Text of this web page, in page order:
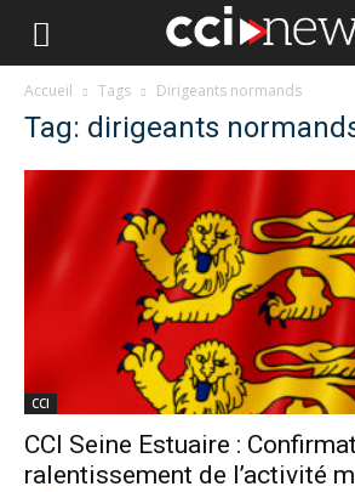
Accueil Tags Dirigeants normands
Tag: dirigeants
CCI
CCI Seine Estuaire :
ralentissement de l’activité